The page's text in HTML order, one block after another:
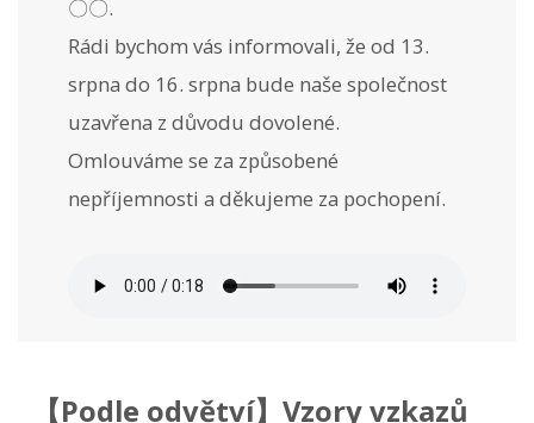
〇〇.
Rádi bychom vás informovali, že od 13.
srpna do 16. srpna bude naše společnost
uzavřena z důvodu dovolené.
Omlouváme se za způsobené
nepříjemnosti a děkujeme za pochopení.
【Podle odvětví】Vzory vzkazů